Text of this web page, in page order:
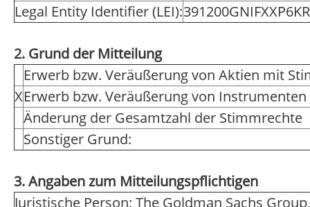
Legal Entity Identifier (LEI):
2. Grund der Mitteilung
Erwerb bzw. Veräußerung von Aktien mit
XErwerb bzw. Veräußerung von Instrumenten
Änderung der Gesamtzahl der Stimmrechte
Sonstiger Grund:
3. Angaben zum Mitteilungspflichtigen
Juristische Person: The Goldman Sachs